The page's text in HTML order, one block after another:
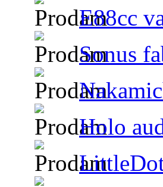
E88cc
Sonus
Holo